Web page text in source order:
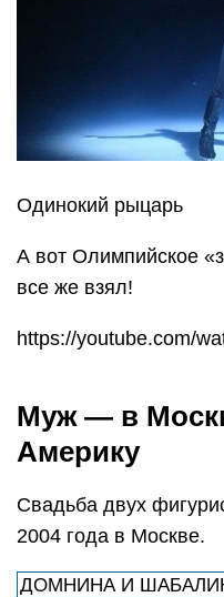
Одинокий рыцарь
А вот Олимпийское
все же взял!
https://youtube.com/
Муж — в
Америку
Свадьба двух
2004 года в Москве.
ДОМНИНА И ШАБАЛИН: